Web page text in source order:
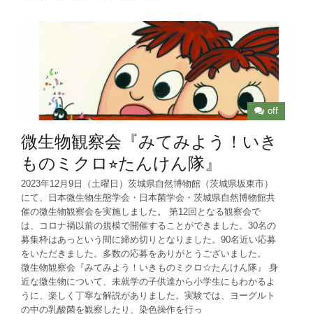
off
微生物観察会『みてみよう！いき
ものミクロ⭐︎たんけん隊』
2023年12月9日（土曜日）茨城県自然博物館（茨城県坂東市）
にて、日本微生物生態学会・日本菌学会・茨城県自然博物館共
催の微生物観察会を実施しました。 第12回となる観察会で
は、コロナ禍以前の規模で開催することができました。30名の
募集枠はあっという間に締め切りとなりました。90名近い応募
をいただきました。多数の応募をありがとうございました。
微生物観察会『みてみよう！いきものミクロ☆たんけん隊』 身
近な微生物について、未就学の子供達から小学生にもわかるよ
うに、楽しく丁寧な解説がありました。実験では、ヨーグルト
の中の乳酸菌を観察したり、染色操作を行っ